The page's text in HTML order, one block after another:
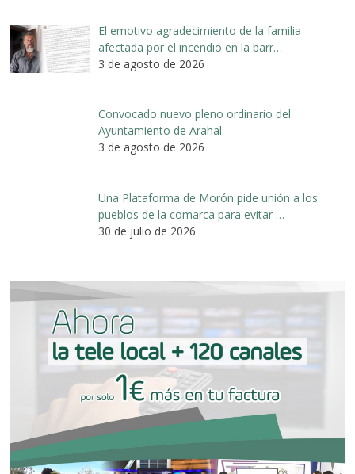
El emotivo agradecimiento de la familia
afectada por el incendio en la barr…
3 de agosto de 2026
Convocado nuevo pleno ordinario del
Ayuntamiento de Arahal
3 de agosto de 2026
Una Plataforma de Morón pide unión a los
pueblos de la comarca para evitar …
30 de julio de 2026